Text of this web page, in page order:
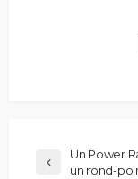
Un Power
un rond-